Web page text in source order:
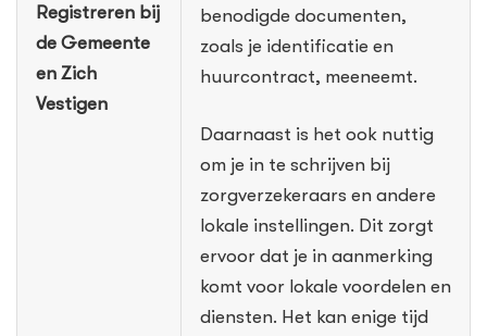
Registreren bij
de Gemeente
en Zich
Vestigen
benodigde documenten,
zoals je identificatie en
huurcontract, meeneemt.
Daarnaast is het ook nuttig
om je in te schrijven bij
zorgverzekeraars en andere
lokale instellingen. Dit zorgt
ervoor dat je in aanmerking
komt voor lokale voordelen en
diensten. Het kan enige tijd